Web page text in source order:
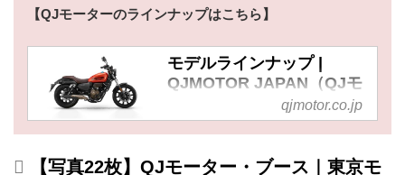
【QJモーターのラインナップはこちら】
モデルラインナップ |
QJMOTOR JAPAN（QJモ
ータージャパン）qjmotor.co.jp
【写真22枚】QJモーター・ブース｜東京モ